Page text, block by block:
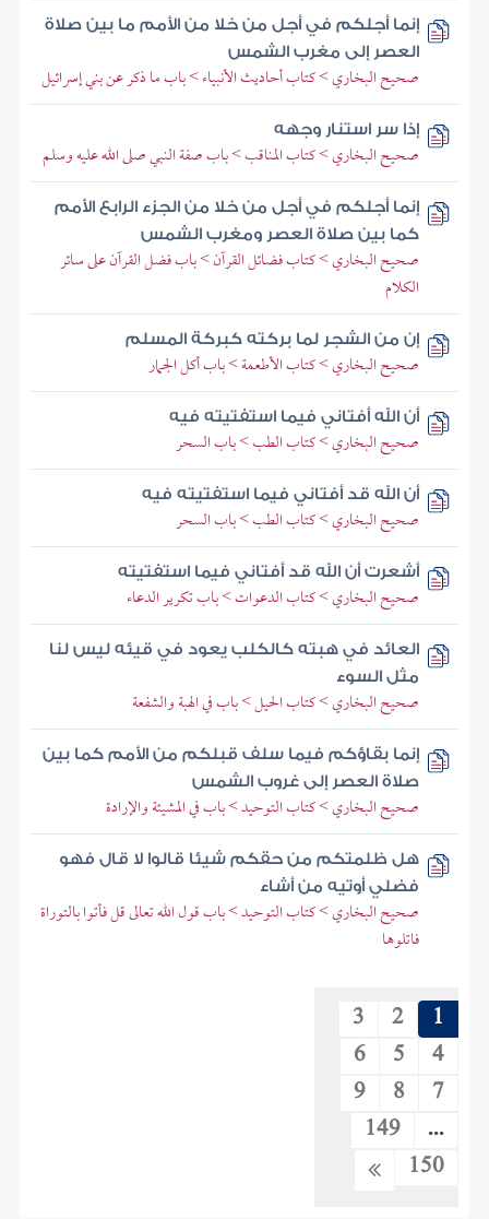
إنما أجلكم في أجل من خلا من الأمم ما بين صلاة
العصر إلى مغرب الشمس
صحيح البخاري > كتاب أحاديث الأنبياء > باب ما ذكر عن بني إسرائيل
إذا سر استنار وجهه
صحيح البخاري > كتاب المناقب > باب صفة النبي صلى الله عليه وسلم
إنما أجلكم في أجل من خلا من الجزء الرابع الأمم
كما بين صلاة العصر ومغرب الشمس
صحيح البخاري > كتاب فضائل القرآن > باب فضل القرآن على سائر
الكلام
إن من الشجر لما بركته كبركة المسلم
صحيح البخاري > كتاب الأطعمة > باب أكل الجمار
أن الله أفتاني فيما استفتيته فيه
صحيح البخاري > كتاب الطب > باب السحر
أن الله قد أفتاني فيما استفتيته فيه
صحيح البخاري > كتاب الطب > باب السحر
أشعرت أن الله قد أفتاني فيما استفتيته
صحيح البخاري > كتاب الدعوات > باب تكرير الدعاء
العائد في هبته كالكلب يعود في قيئه ليس لنا
مثل السوء
صحيح البخاري > كتاب الحيل > باب في الهبة والشفعة
إنما بقاؤكم فيما سلف قبلكم من الأمم كما بين
صلاة العصر إلى غروب الشمس
صحيح البخاري > كتاب التوحيد > باب في المشيئة والإرادة
هل ظلمتكم من حقكم شيئا قالوا لا قال فهو
فضلي أوتيه من أشاء
صحيح البخاري > كتاب التوحيد > باب قول الله تعالى قل فأتوا بالتوراة
فاتلوها
1
2
3
4
5
6
7
8
9
...
149
150